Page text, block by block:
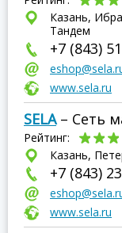
Казань,
Тандем
+7 (843)
www.sela.ru
SELA– Сеть
Рейтинг:
Казань,
+7 (843)
www.sela.ru